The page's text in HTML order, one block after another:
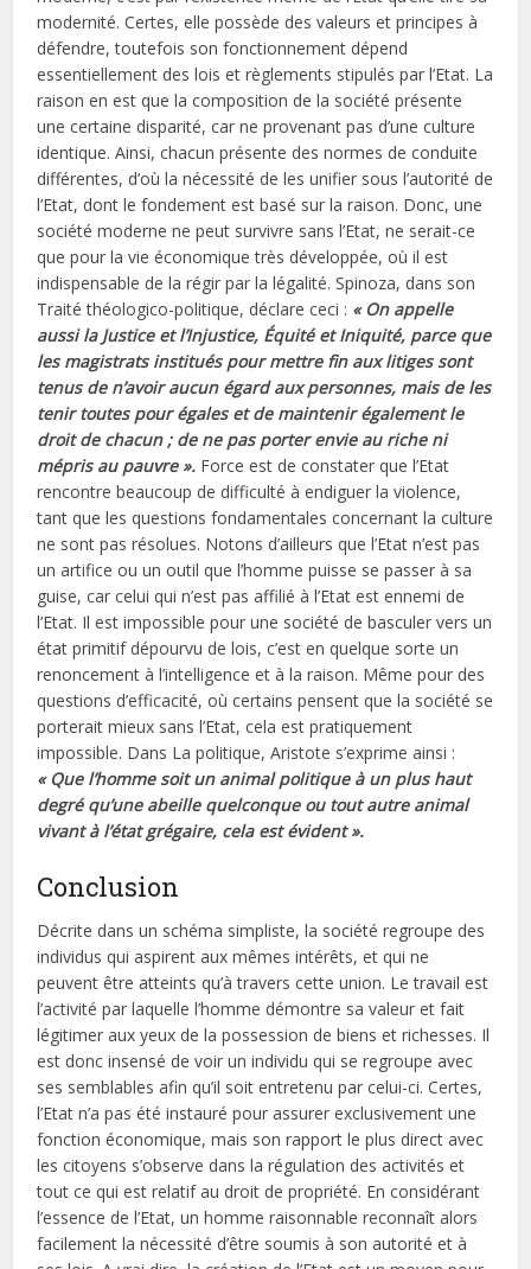
modernité. Certes, elle possède des valeurs et principes à
défendre, toutefois son fonctionnement dépend
essentiellement des lois et règlements stipulés par l’Etat. La
raison en est que la composition de la société présente
une certaine disparité, car ne provenant pas d’une culture
identique. Ainsi, chacun présente des normes de conduite
différentes, d’où la nécessité de les unifier sous l’autorité de
l’Etat, dont le fondement est basé sur la raison. Donc, une
société moderne ne peut survivre sans l’Etat, ne serait-ce
que pour la vie économique très développée, où il est
indispensable de la régir par la légalité. Spinoza, dans son
Traité théologico-politique, déclare ceci : « On appelle
aussi la Justice et l’Injustice, Équité et Iniquité, parce que
les magistrats institués pour mettre fin aux litiges sont
tenus de n’avoir aucun égard aux personnes, mais de les
tenir toutes pour égales et de maintenir également le
droit de chacun ; de ne pas porter envie au riche ni
mépris au pauvre ». Force est de constater que l’Etat
rencontre beaucoup de difficulté à endiguer la violence,
tant que les questions fondamentales concernant la culture
ne sont pas résolues. Notons d’ailleurs que l’Etat n’est pas
un artifice ou un outil que l’homme puisse se passer à sa
guise, car celui qui n’est pas affilié à l’Etat est ennemi de
l’Etat. Il est impossible pour une société de basculer vers un
état primitif dépourvu de lois, c’est en quelque sorte un
renoncement à l’intelligence et à la raison. Même pour des
questions d’efficacité, où certains pensent que la société se
porterait mieux sans l’Etat, cela est pratiquement
impossible. Dans La politique, Aristote s’exprime ainsi :
« Que l’homme soit un animal politique à un plus haut
degré qu’une abeille quelconque ou tout autre animal
vivant à l’état grégaire, cela est évident ».
Conclusion
Décrite dans un schéma simpliste, la société regroupe des
individus qui aspirent aux mêmes intérêts, et qui ne
peuvent être atteints qu’à travers cette union. Le travail est
l’activité par laquelle l’homme démontre sa valeur et fait
légitimer aux yeux de la possession de biens et richesses. Il
est donc insensé de voir un individu qui se regroupe avec
ses semblables afin qu’il soit entretenu par celui-ci. Certes,
l’Etat n’a pas été instauré pour assurer exclusivement une
fonction économique, mais son rapport le plus direct avec
les citoyens s’observe dans la régulation des activités et
tout ce qui est relatif au droit de propriété. En considérant
l’essence de l’Etat, un homme raisonnable reconnaît alors
facilement la nécessité d’être soumis à son autorité et à